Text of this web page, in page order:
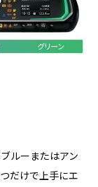
ルーまたはアン
だけで上手にエ